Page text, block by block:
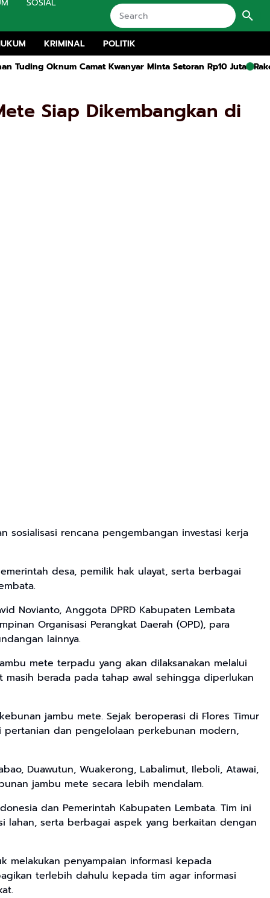
KRIMINAL
POLITIK
Camat Kwanyar Minta Setoran Rp10 Juta Rakor MKKS
Siap Dikembangkan di
sosialisasi rencana pengembangan investasi kerja
desa, pemilik hak ulayat, serta berbagai
Novianto, Anggota DPRD Kabupaten Lembata
Organisasi Perangkat Daerah (OPD), para
lainnya.
mete terpadu yang akan dilaksanakan melalui
masih berada pada tahap awal sehingga diperlukan
jambu mete. Sejak beroperasi di Flores Timur
dan pengelolaan perkebunan modern,
Duawutun, Wuakerong, Labalimut, Ileboli, Atawai,
jambu mete secara lebih mendalam.
dan Pemerintah Kabupaten Lembata. Tim ini
lahan, serta berbagai aspek yang berkaitan dengan
melakukan penyampaian informasi kepada
terlebih dahulu kepada tim agar informasi